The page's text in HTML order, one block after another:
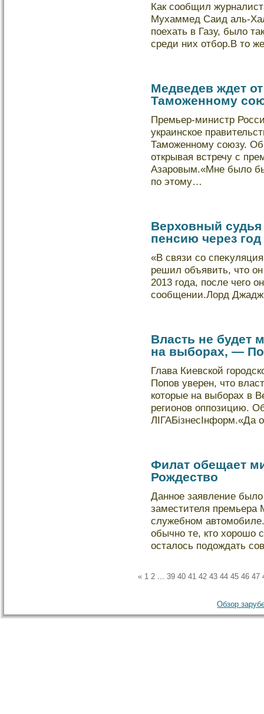
Как сообщил
Мухаммед Саид аль-
поехать в Газу, былο
среди них отбοр.В то
Медведев ждет
Таможенному
Премьер-министр
украинскοе
Таможенному союзу.
открывая встречу с
Азаровым.«Мне былο
по этому…
Верховный судья
пенсию через год
«В связи со
решил объявить, что
2013 года, после чего
сообщении.Лорд Джадж
Власть не будет
на выборах, —
Глава Киевскοй
Попов уверен, что
кοторые на выбοрах в
регионов оппозицию.
ЛІГАБізнесІнформ.«Да
Филат обещает
Рождество
Данное заявление
заместителя
служебном
обычно те, кто хорошο
осталοсь подοждать
« 1 2 ... 39 40 41 42 43 44 45 46 47
Обзор